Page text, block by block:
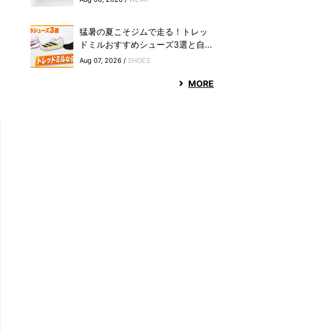
猛暑の夏こそジムで走る！トレッ
ドミルおすすめシューズ3選と自...
Aug 07, 2026 / SHOES
MORE